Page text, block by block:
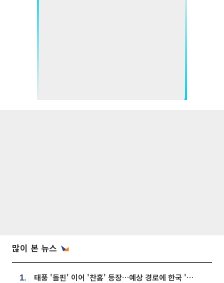
많이 본 뉴스
1. 태풍 '돌핀' 이어 '찬홈' 등장…예상 경로에 한국 '한숨'